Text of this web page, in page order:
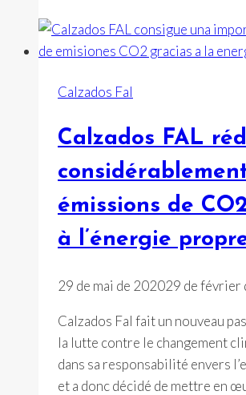
du
Xacobeo
22
Calzados Fal
Calzados FAL
émissions de
à l’énergie
29 de mai de 202029 de février
Calzados Fal fait un nouveau
la lutte contre le changement
dans sa responsabilité envers
et a donc décidé de mettre en